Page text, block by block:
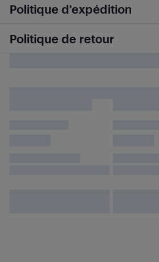
Politique d’expédition
Politique de retour